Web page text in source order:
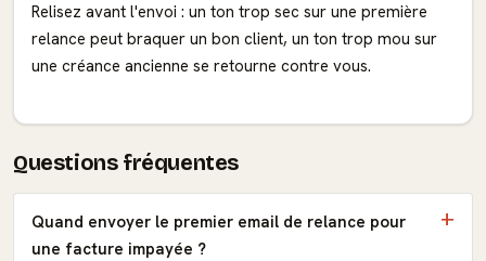
Relisez avant l'envoi : un ton trop sec sur une première
relance peut braquer un bon client, un ton trop mou sur
une créance ancienne se retourne contre vous.
Questions fréquentes
Quand envoyer le premier email de relance pour
une facture impayée ?